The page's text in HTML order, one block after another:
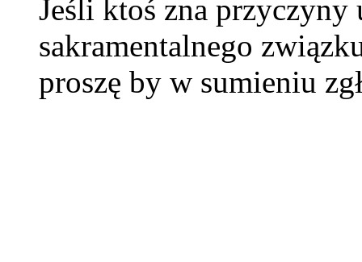
Jeśli ktoś zna
sakramentalnego
proszę by w sumieniu